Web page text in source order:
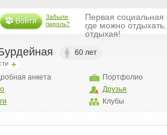
Войти
Забыли
пароль?
Первая социальная
где можно
отдыхая!
60 лет
анкета
Портфолио
Друзья
Клубы